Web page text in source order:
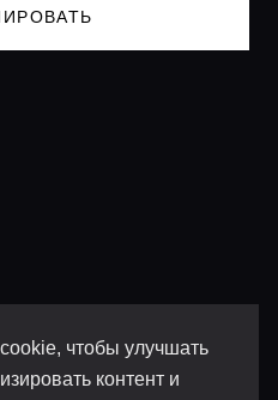
чтобы улучшать
контент и